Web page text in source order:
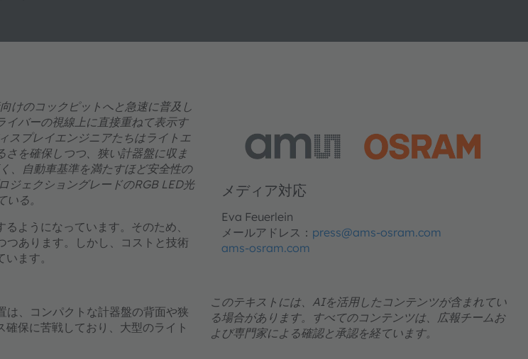
けのコックピットへと急速に普及し
イバーの視線上に直接重ねて表示す
スプレイエンジニアたちはライトエ
を確保しつつ、狭い計器盤に収ま
、自動車基準を満たすほど安全性の
ジェクショングレードのRGB LED光
る。
ようになっています。そのため、
つあります。しかし、コストと技術
ます。
は、コンパクトな計器盤の背面や狭
保に苦戦しており、大型のライト
メディア対応
Eva Feuerlein
メールアドレス： press@ams-osram.com
ams-osram.com
このテキストには、AIを活用したコンテンツが含まれてい
る場合があります。すべてのコンテンツは、広報チームお
よび専門家による確認と承認を経ています。